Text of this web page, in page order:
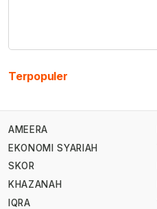
Terpopuler
AMEERA
EKONOMI SYARIAH
SKOR
KHAZANAH
IQRA